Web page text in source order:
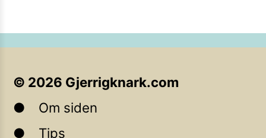
© 2026 Gjerrigknark.com
Om siden
Tips